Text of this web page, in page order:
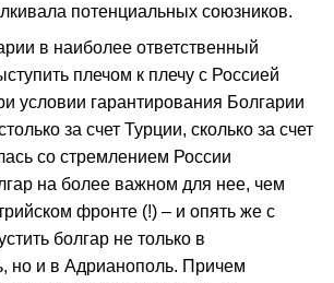
потенциальных союзников.
в наиболее ответственный
плечом к плечу с Россией
условии гарантирования Болгарии
за счет Турции, сколько за счет
со стремлением России
на более важном для нее, чем
фронте (!) – и опять же с
болгар не только в
но и в Адрианополь. Причем